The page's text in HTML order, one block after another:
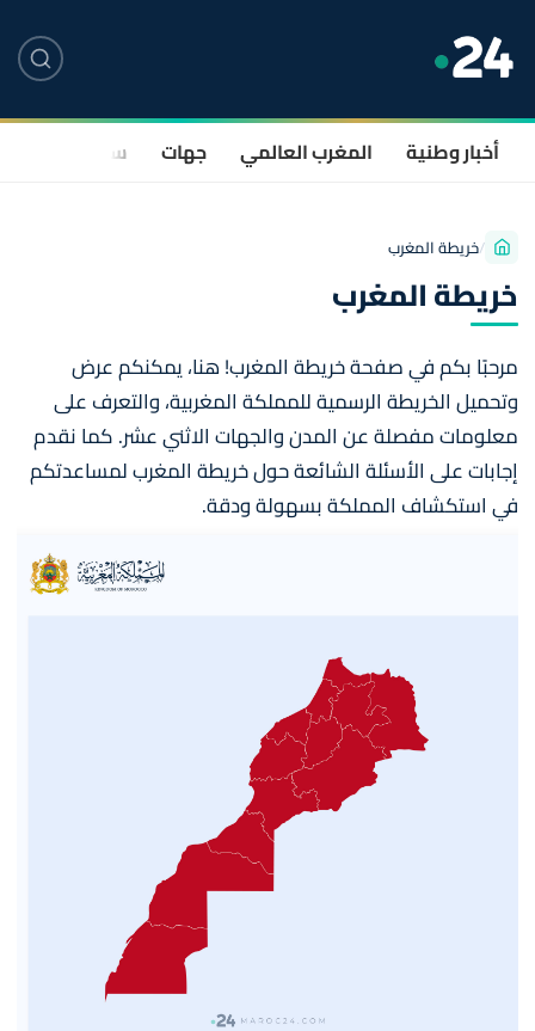
أخبار وطنية المغرب العالمي جهات سياسة
/خريطة المغرب
خريطة المغرب
مرحبًا بكم في صفحة خريطة المغرب! هنا، يمكنكم عرض
وتحميل الخريطة الرسمية للمملكة المغربية، والتعرف على
معلومات مفصلة عن المدن والجهات الاثني عشر. كما نقدم
إجابات على الأسئلة الشائعة حول خريطة المغرب لمساعدتكم
في استكشاف المملكة بسهولة ودقة.